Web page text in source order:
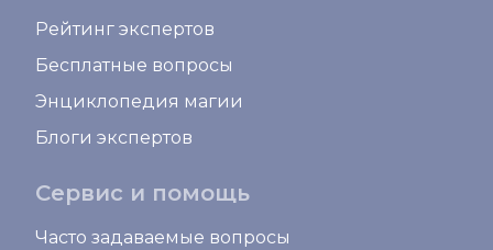
Рейтинг экспертов
Бесплатные вопросы
Энциклопедия магии
Блоги экспертов
Сервис и помощь
Часто задаваемые вопросы